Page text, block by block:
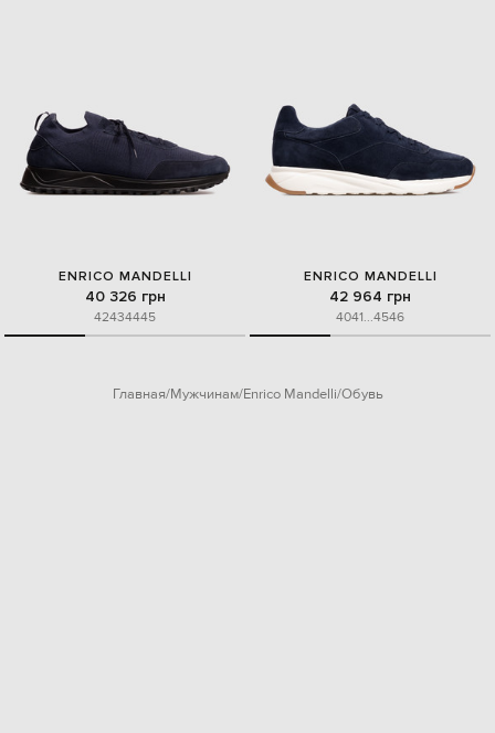
ENRICO MANDELLI
40 326 грн
42434445
ENRICO MANDELLI
42 964 грн
4041...4546
Главная Мужчинам Enrico Mandelli Обувь